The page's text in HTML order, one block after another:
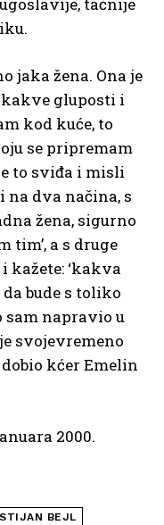
jaka žena. Ona je
gluposti i
kod kuće, to
se pripremam
to sviđa i misli
na dva načina, s
žena, sigurno
tim’, a s druge
kažete: ‘kakva
bude s toliko
sam napravio u
svojevremeno
kćer Emelin
2000.
BEJL